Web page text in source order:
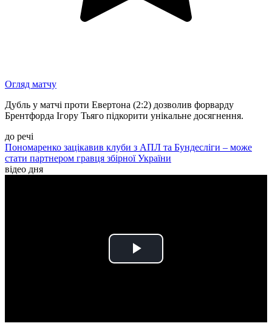
Огляд матчу
Дубль у матчі проти Евертона (2:2) дозволив форварду
Брентфорда Ігору Тьяго підкорити унікальне досягнення.
до речі
Пономаренко зацікавив клуби з АПЛ та Бундесліги – може
стати партнером гравця збірної України
відео дня
Play